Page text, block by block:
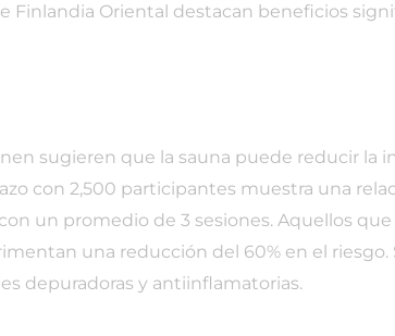
Finlandia Oriental destacan beneficios
sugieren que la sauna puede reducir la
con 2,500 participantes muestra una
un promedio de 3 sesiones. Aquellos
una reducción del 60% en el
depuradoras y antiinflamatorias.